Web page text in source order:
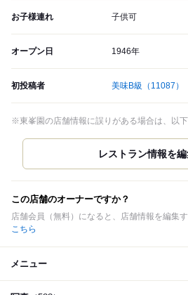
お子様連れ 子供可
オープン日 1946年
初投稿者 美味B級 （11087）
※東峯園の店舗情報に誤りがある場合は、以下
この店舗のオーナーですか？
店舗会員（無料）になると、店舗情報を編集す
こちら
メニュー